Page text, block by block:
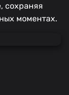
сохраняя
моментах.